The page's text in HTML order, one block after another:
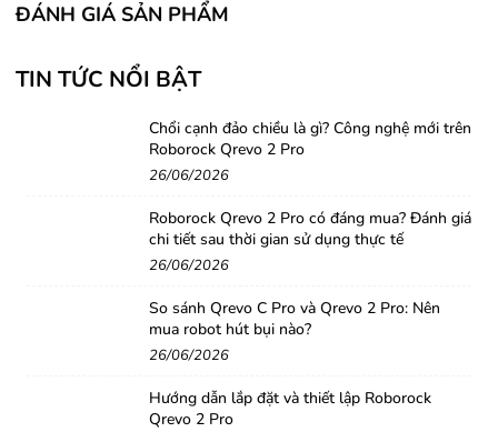
ĐÁNH GIÁ SẢN PHẨM
TIN TỨC NỔI BẬT
Chổi cạnh đảo chiều là gì? Công nghệ mới trên
Roborock Qrevo 2 Pro
26/06/2026
Roborock Qrevo 2 Pro có đáng mua? Đánh giá
chi tiết sau thời gian sử dụng thực tế
26/06/2026
So sánh Qrevo C Pro và Qrevo 2 Pro: Nên
mua robot hút bụi nào?
26/06/2026
Hướng dẫn lắp đặt và thiết lập Roborock
Qrevo 2 Pro